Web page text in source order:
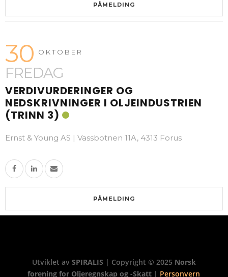
PÅMELDING
30 OKTOBER
FREDAG
VERDIVURDERINGER OG
NEDSKRIVNINGER I OLJEINDUSTRIEN
(TRINN 3)
Ernst & Young AS | Vassbotnen 11A, 4313 Forus
PÅMELDING
Utviklet av SPIRALIS | Copyright © 2025 Norsk
forening for Oljeregnskap og -Skatt | Personvern